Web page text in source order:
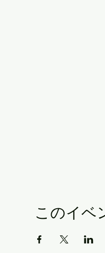
このイベ